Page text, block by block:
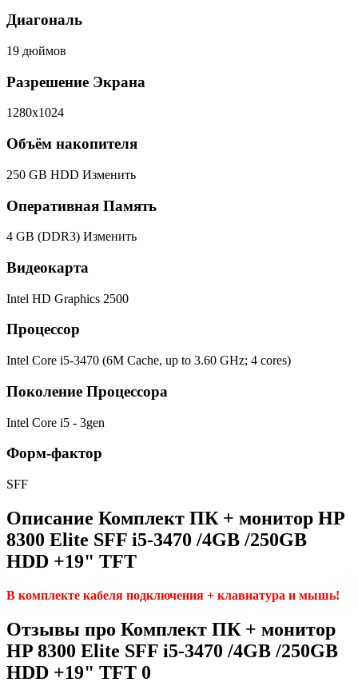
Диагональ
19 дюймов
Разрешение Экрана
1280x1024
Объём накопителя
250 GB HDD Изменить
Оперативная Память
4 GB (DDR3) Изменить
Видеокарта
Intel HD Graphics 2500
Процессор
Intel Core i5-3470 (6M Cache, up to 3.60 GHz; 4 cores)
Поколение Процессора
Intel Core i5 - 3gen
Форм-фактор
SFF
Описание Комплект ПК + монитор HP
8300 Elite SFF i5-3470 /4GB /250GB
HDD +19" TFT
В комплекте кабеля подключения + клавиатура и мышь!
Отзывы про Комплект ПК + монитор
HP 8300 Elite SFF i5-3470 /4GB /250GB
HDD +19" TFT 0